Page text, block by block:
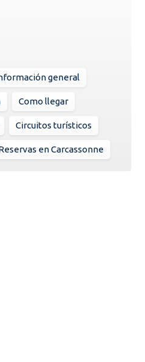
general
Como llegar
Circuitos turísticos
en Carcassonne